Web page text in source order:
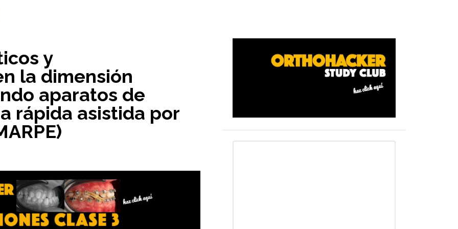
y
la dimensión
aparatos de
rápida asistida por
Barra
primaria